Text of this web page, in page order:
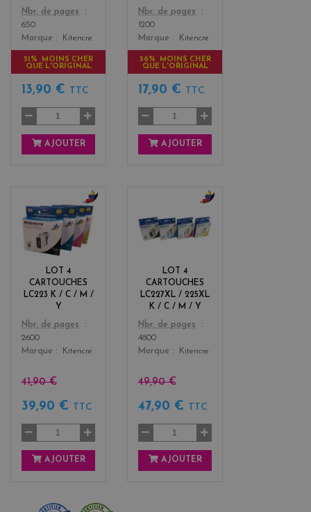
Color
Nbr. de pages
650
Marque
Kitencre
51% MOINS CHER
QUE L'ORIGINAL
13,90 € TTC
AJOUTER
Color
Nbr. de pages
1200
Marque
Kitencre
56% MOINS CHER
QUE L'ORIGINAL
17,90 € TTC
AJOUTER
LOT 4
CARTOUCHES
LC223 K / C / M /
Y
Color
b
a
+
3
Nbr. de pages
2600
Marque
Kitencre
41,90 €
39,90 € TTC
AJOUTER
LOT 4
CARTOUCHES
LC227XL / 225XL
K / C / M / Y
Color
l
a
+
3
Nbr. de pages
4800
Marque
Kitencre
49,90 €
47,90 € TTC
AJOUTER